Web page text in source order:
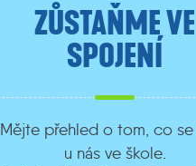
ZŮSTAŇME VE
SPOJENÍ
Mějte přehled o tom, co
u nás ve škole.